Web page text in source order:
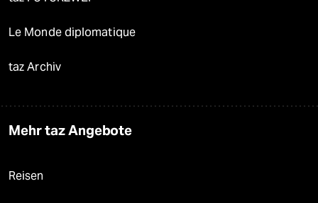
Le Monde diplomatique
taz Archiv
Mehr taz Angebote
Reisen